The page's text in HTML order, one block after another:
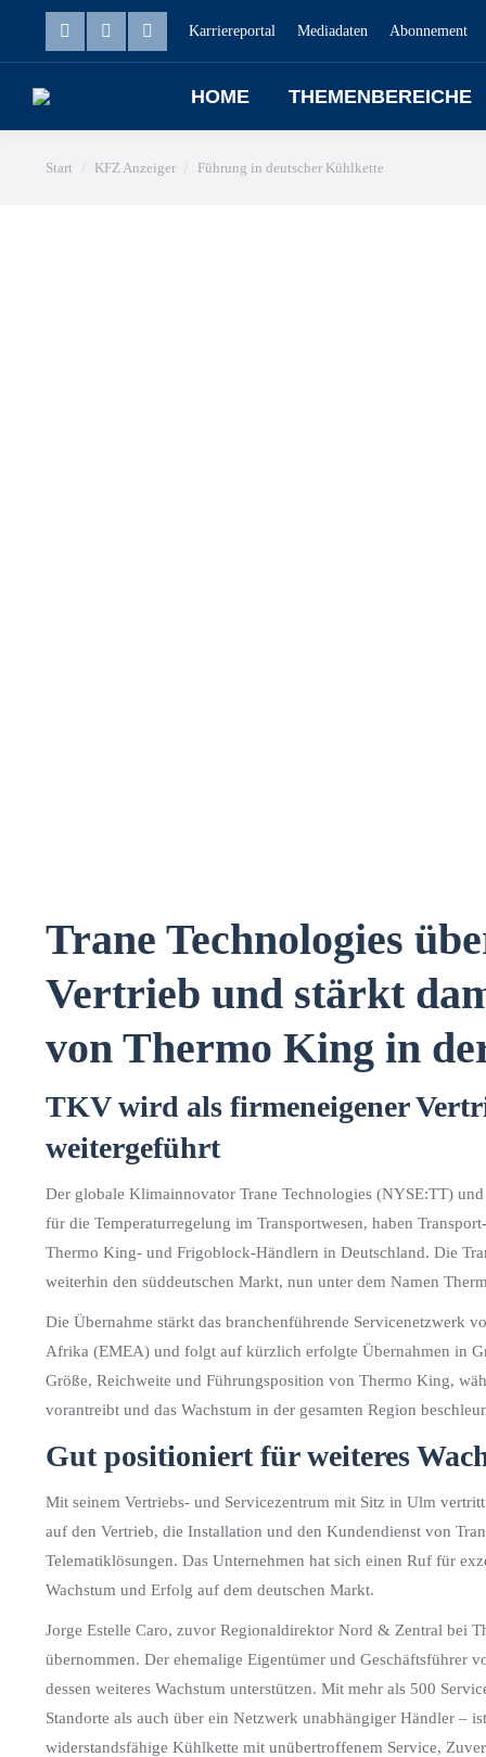
Karriereportal Mediadaten Abonnement
HOME THEMENBEREICHE
Sie befinden sich hier:
Start KFZ Anzeiger Führung in deutscher Kühlkette
Trane Technologies
Vertrieb und stärkt
von Thermo King in
TKV wird als firmeneigener
weitergeführt
Der globale Klimainnovator Trane Technologies (NYSE:TT)
für die Temperaturregelung im Transportwesen, haben
Thermo King- und Frigoblock-Händlern in Deutschland. Die
weiterhin den süddeutschen Markt, nun unter dem Namen
Die Übernahme stärkt das branchenführende Servicenetzwerk
Afrika (EMEA) und folgt auf kürzlich erfolgte Übernahmen in
Größe, Reichweite und Führungsposition von Thermo King,
vorantreibt und das Wachstum in der gesamten Region
Gut positioniert für weiteres
Mit seinem Vertriebs- und Servicezentrum mit Sitz in Ulm
auf den Vertrieb, die Installation und den Kundendienst von
Telematiklösungen. Das Unternehmen hat sich einen Ruf für
Wachstum und Erfolg auf dem deutschen Markt.
Jorge Estelle Caro, zuvor Regionaldirektor Nord & Zentral bei
übernommen. Der ehemalige Eigentümer und
dessen weiteres Wachstum unterstützen. Mit mehr als 500
Standorte als auch über ein Netzwerk unabhängiger Händler
widerstandsfähige Kühlkette mit unübertroffenem Service,